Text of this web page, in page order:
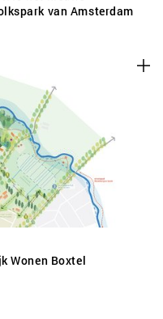
van Amsterdam
Wonen Boxtel